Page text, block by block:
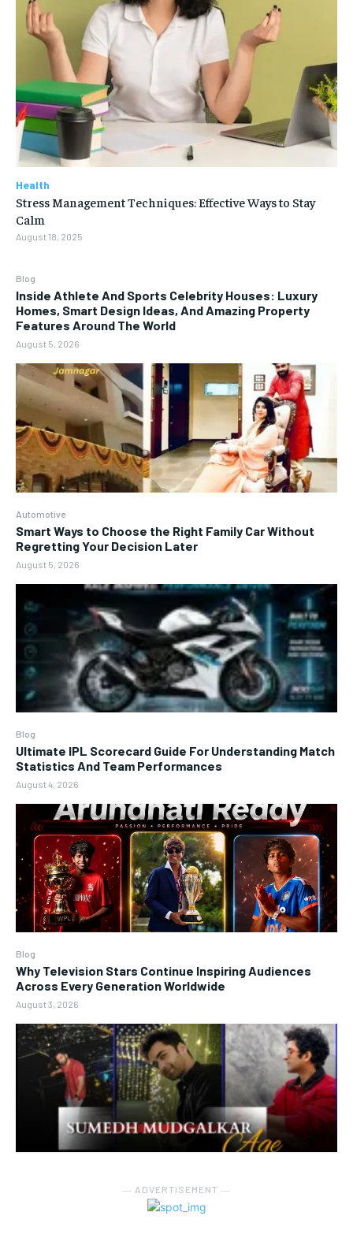
Blog
Inside Athlete And Sports Celebrity Houses: Luxury
Homes, Smart Design Ideas, And Amazing Property
Features Around The World
August 5, 2026
Automotive
Smart Ways to Choose the Right Family Car Without
Regretting Your Decision Later
August 5, 2026
Blog
Ultimate IPL Scorecard Guide For Understanding Match
Statistics And Team Performances
August 4, 2026
Blog
Why Television Stars Continue Inspiring Audiences
Across Every Generation Worldwide
August 3, 2026
― ADVERTISEMENT ―
Health
Stress Management Techniques: Effective Ways to Stay
Calm
August 18, 2025